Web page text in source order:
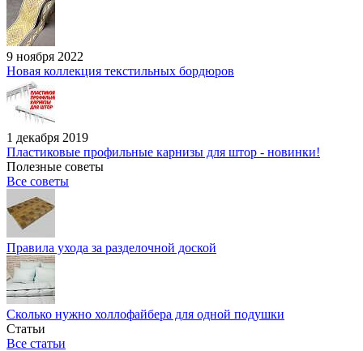
9 ноября 2022
Новая коллекция текстильных бордюров
1 декабря 2019
Пластиковые профильные карнизы для штор - новинки!
Полезные советы
Все советы
Правила ухода за разделочной доской
Сколько нужно холлофайбера для одной подушки
Статьи
Все статьи